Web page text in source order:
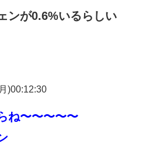
ンが0.6%いるらしい
)00:12:30
ね〜〜〜〜〜